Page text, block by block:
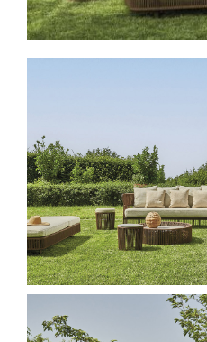
Spavaće sobe
Kupatila
DODATCI
VANJSKI
UREDSKI